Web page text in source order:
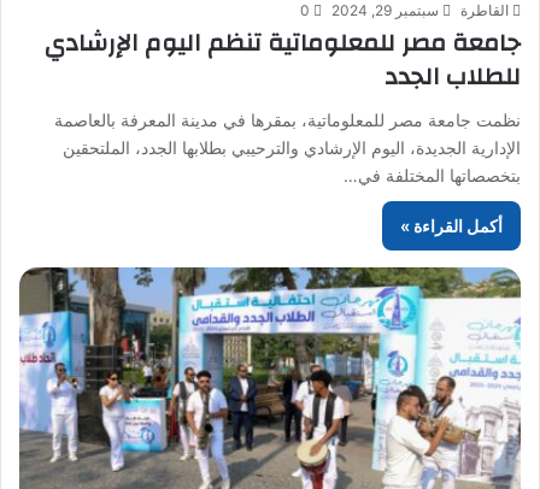
القاطرة سبتمبر 29, 2024 0
جامعة مصر للمعلوماتية تنظم اليوم الإرشادي
للطلاب الجدد
نظمت جامعة مصر للمعلوماتية، بمقرها في مدينة المعرفة بالعاصمة
الإدارية الجديدة، اليوم الإرشادي والترحيبي بطلابها الجدد، الملتحقين
بتخصصاتها المختلفة في…
أكمل القراءة »